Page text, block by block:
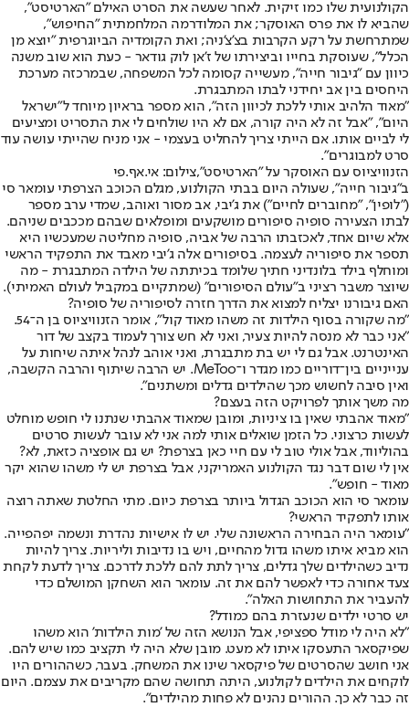
הקולנועית שלו כמו זיקית. לאחר שעשה את הסרט האילם "הארטיסט",
שהביא לו את פרס האוסקר; את המלודרמה המלחמתית "החיפוש",
שמתרחשת על רקע הקרבות בצ'צ'ניה; ואת הקומדיה הביוגרפית "יוצא מן
הכלל", שעוסקת בחייו וביצירתו של ז'אן לוק גודאר - כעת הוא שוב משנה
כיוון עם "גיבור חייה", מעשייה קסומה לכל המשפחה, שבמרכזה מערכת
היחסים בין אב יחידני לבתו המתבגרת.
"מאוד הלהיב אותי ללכת לכיוון הזה", הוא מספר בראיון מיוחד ל"ישראל
היום", "אבל זה לא היה קורה, אם לא היו שולחים לי את התסריט ומציעים
לי לביים אותו. אם הייתי צריך להחליט בעצמי - אני מניח שהייתי עושה עוד
סרט למבוגרים".
הזנוויציוס עם האוסקר על "הארטיסט",צילום: אי.אף.פי
ב"גיבור חייה", שעולה היום בבתי הקולנוע, מגלם הכוכב הצרפתי עומאר סי
("לופין", "מחוברים לחיים") את ג'יבי, אב מסור ואוהב, שמדי ערב מספר
לבתו הצעירה סופיה סיפורים מושקעים ומופלאים שבהם מככבים שניהם.
אלא שיום אחד, לאכזבתו הרבה של אביה, סופיה מחליטה שמעכשיו היא
תספר את סיפוריה לעצמה. בסיפורים אלה ג'יבי מאבד את התפקיד הראשי
ומוחלף בילד בלונדיני חתיך שלומד בכיתתה של הילדה המתבגרת - מה
שיוצר משבר רציני ב"עולם הסיפורים" (שמתקיים במקביל לעולם האמיתי).
האם גיבורנו יצליח למצוא את הדרך חזרה לסיפוריה של סופיה?
"מה שקורה בסוף הילדות זה משהו מאוד קול", אומר הזנוויציוס בן ה־54.
"אני כבר לא מנסה להיות צעיר, ואני לא חש צורך לעמוד בקצב של דור
האינטרנט. אבל גם לי יש בת מתבגרת, ואני אוהב לנהל איתה שיחות על
ענייניים בין־דוריים כמו מגדר ו־MeToo. יש הרבה שיתוף והרבה הקשבה,
ואין סיבה לחשוש מכך שהילדים גדלים ומשתנים".
מה משך אותך לפרויקט הזה בעצם?
"מאוד אהבתי שאין בו ציניות, ומובן שמאוד אהבתי שנתנו לי חופש מוחלט
לעשות כרצוני. כל הזמן שואלים אותי למה אני לא עובר לעשות סרטים
בהוליווד, אבל אולי טוב לי עם חיי כאן בצרפת? יש גם אופציה כזאת, לא?
אין לי שום דבר נגד הקולנוע האמריקני, אבל בצרפת יש לי משהו שהוא יקר
מאוד - חופש".
עומאר סי הוא הכוכב הגדול ביותר בצרפת כיום. מתי החלטת שאתה רוצה
אותו לתפקיד הראשי?
"עומאר היה הבחירה הראשונה שלי. יש לו אישיות נהדרת ונשמה יפהפייה.
הוא מביא איתו משהו גדול מהחיים, ויש בו נדיבות וליריות. צריך להיות
נדיב כשהילדים שלך גדלים, צריך לתת להם ללכת לדרכם. צריך לדעת לקחת
צעד אחורה כדי לאפשר להם את זה. עומאר הוא השחקן המושלם כדי
להעביר את התחושות האלה".
יש סרטי ילדים שנעזרת בהם כמודל?
"לא היה לי מודל ספציפי, אבל הנושא הזה של 'מות הילדות' הוא משהו
שפיקסאר התעסקו איתו לא מעט. מובן שלא היה לי תקציב כמו שיש להם.
אני חושב שהסרטים של פיקסאר שינו את המשחק. בעבר, כשההורים היו
לוקחים את הילדים לקולנוע, היתה תחושה שהם מקריבים את עצמם. היום
זה כבר לא כך. ההורים נהנים לא פחות מהילדים".